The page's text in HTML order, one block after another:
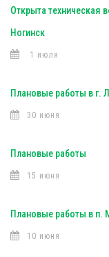
Открыта техническая
Ногинск
1 июля
Плановые работы в г.
30 июня
Плановые работы
15 июня
Плановые работы в п.
10 июня